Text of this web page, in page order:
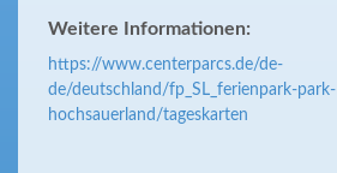
Weitere Informationen:
https://www.centerparcs.de/de-
de/deutschland/fp_SL_ferienpark-park-
hochsauerland/tageskarten